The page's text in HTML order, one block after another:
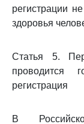
регистрации
здоровья
Статья 5.
проводится
регистрация
В